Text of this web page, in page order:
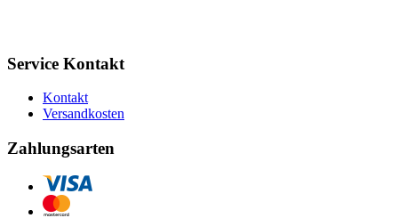
Service Kontakt
Kontakt
Versandkosten
Zahlungsarten